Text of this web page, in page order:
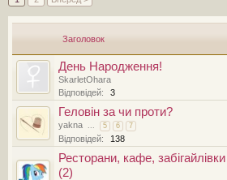
Заголовок
День Народження!
SkarletOhara
Відповідей:
3
Геловін за чи проти?
yakna ... 5 6 7
Відповідей: 138
Ресторани, кафе,
(2)